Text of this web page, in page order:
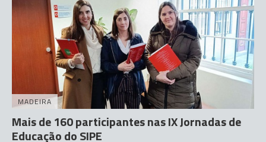
MADEIRA
Mais de 160 participantes nas IX Jornadas de
Educação do SIPE